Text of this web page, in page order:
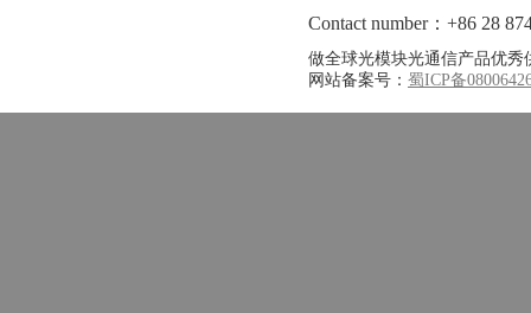
Contact number：+86 28
做全球光模块光通信产品优
网站备案号： 蜀ICP备